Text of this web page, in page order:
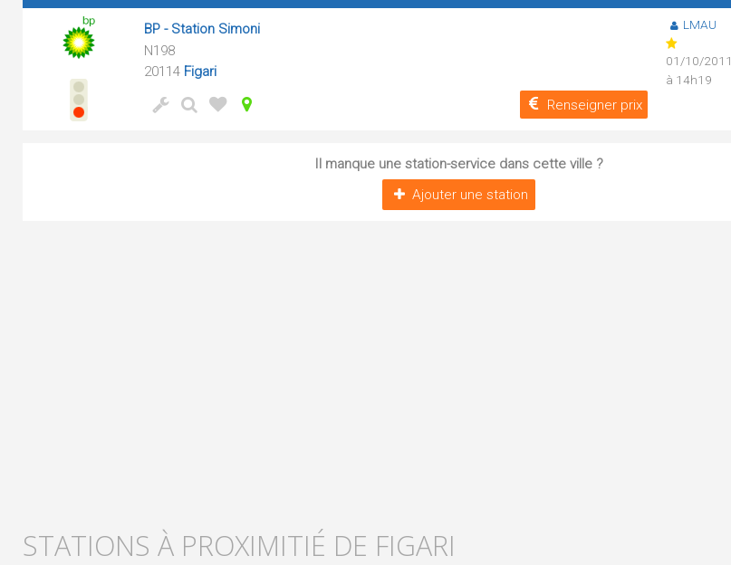
BP - Station Simoni
N198
20114 Figari
Renseigner prix
LMAU
01/10/2011
à 14h19
Il manque une station-service dans cette ville ?
Ajouter une station
STATIONS À PROXIMITIÉ DE FIGARI